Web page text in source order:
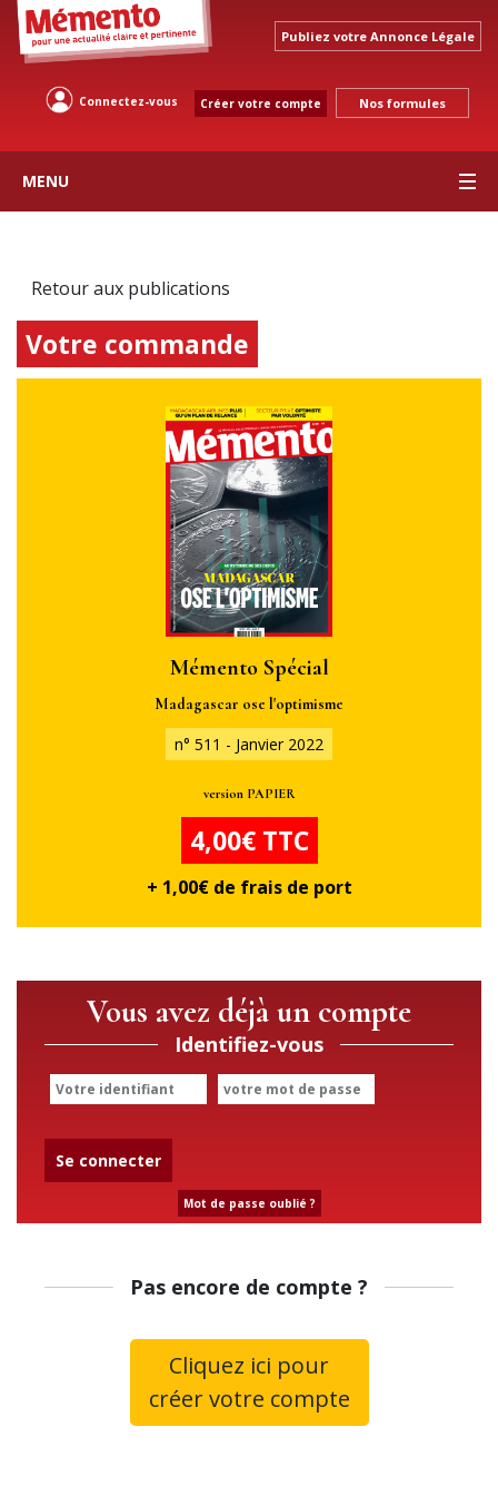
Publiez votre Annonce Légale
Connectez-vous Créer votre compte Nos formules
MENU
Retour aux publications
Votre commande
Mémento Spécial
Madagascar ose l'optimisme
n° 511 - Janvier 2022
version PAPIER
4,00€ TTC
+ 1,00€ de frais de port
Vous avez déjà un compte
Identifiez-vous
Se connecter
Mot de passe oublié ?
Pas encore de compte ?
Cliquez ici pour
créer votre compte